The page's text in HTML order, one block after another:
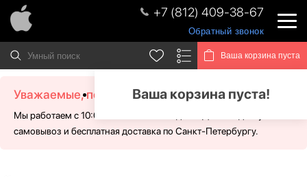
+7 (812) 409-38-67
Обратный звонок
Ваша корзина пуста
Ваша корзина пуста!
Уважаемые, посетители!
Мы работаем с 10:00 - 21:00 без выходных. Для Вас доступен
самовывоз и бесплатная доставка по Санкт-Петербургу.